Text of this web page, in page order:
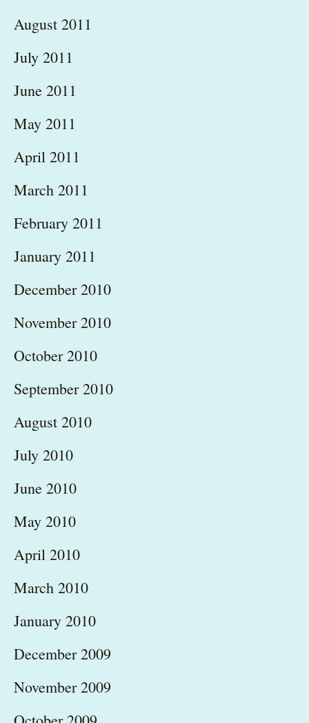
August 2011
July 2011
June 2011
May 2011
April 2011
March 2011
February 2011
January 2011
December 2010
November 2010
October 2010
September 2010
August 2010
July 2010
June 2010
May 2010
April 2010
March 2010
January 2010
December 2009
November 2009